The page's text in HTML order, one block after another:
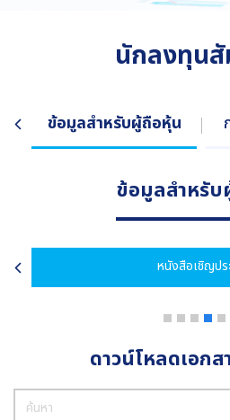
นักลงทุน
ข้อมูลสำหรับผู้ถือหุ้น
ข้อมูลสำหรั
หนังสือเชิญปร
ดาวน์โหลดเอก